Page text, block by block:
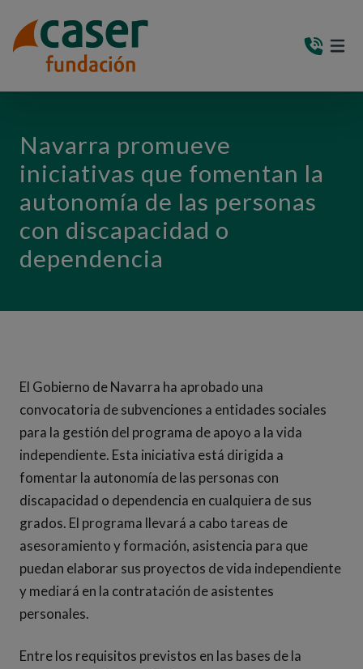
Navarra promueve
iniciativas que fomentan la
autonomía de las personas
con discapacidad o
dependencia
El Gobierno de Navarra ha aprobado una
convocatoria de subvenciones a entidades sociales
para la gestión del programa de apoyo a la vida
independiente. Esta iniciativa está dirigida a
fomentar la autonomía de las personas con
discapacidad o dependencia en cualquiera de sus
grados. El programa llevará a cabo tareas de
asesoramiento y formación, asistencia para que
puedan elaborar sus proyectos de vida independiente
y mediará en la contratación de asistentes
personales.
Entre los requisitos previstos en las bases de la